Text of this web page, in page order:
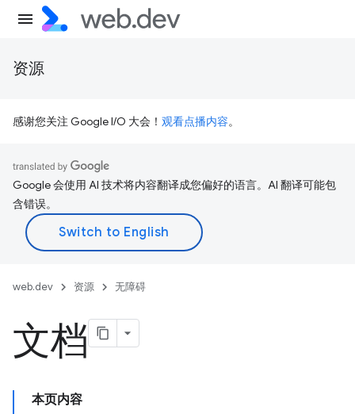
资源
感谢您关注 Google I/O 大会！ 观看点播内容。
Google 会使用 AI 技术将内容翻译成您偏好的语言。AI 翻译可能包
含错误。
web.dev 资源 无障碍
文档
本页内容